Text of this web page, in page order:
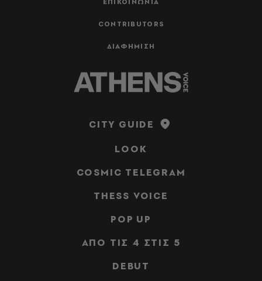
CONTRIBUTORS
ΔΙΑΦΗΜΙΣΗ
CITY GUIDE
LOOK
COSMIC TELEGRAM
THESS VOICE
POP UP
ΑΠΟ ΤΙΣ 4 ΣΤΙΣ 5
DEBUT